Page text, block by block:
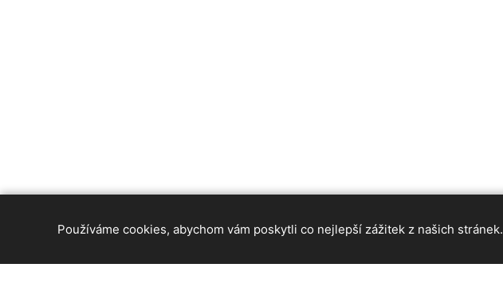
Používáme cookies, abychom vám poskytli co nejlepší zážitek z našich stránek.